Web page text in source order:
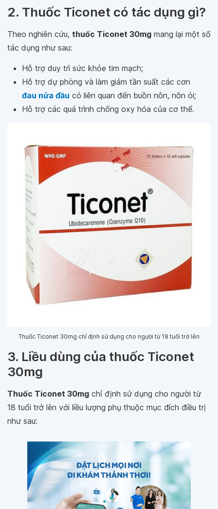
2. Thuốc Ticonet có tác dụng gì?
Theo nghiên cứu, thuốc Ticonet 30mg mang lại một số
tác dụng như sau:
Hỗ trợ duy trì sức khỏe tim mạch;
Hỗ trợ dự phòng và làm giảm tần suất các cơn
đau nửa đầu có liên quan đến buồn nôn, nôn ói;
Hỗ trợ các quá trình chống oxy hóa của cơ thể.
Thuốc Ticonet 30mg chỉ định sử dụng cho người từ 18 tuổi trở lên
3. Liều dùng của thuốc Ticonet
30mg
Thuốc Ticonet 30mg chỉ định sử dụng cho người từ
18 tuổi trở lên với liều lượng phụ thuộc mục đích điều trị
như sau: